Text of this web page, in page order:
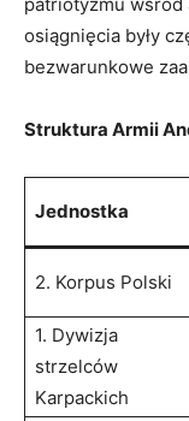
osiągnięcia były
bezwarunkowe
Struktura Armii
Jednostka
2. Korpus Polski
1. Dywizja
strzelców
Karpackich